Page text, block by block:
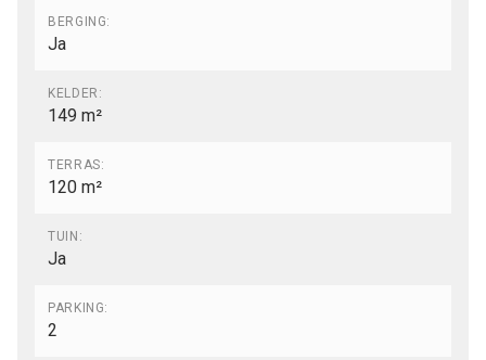
BERGING:
Ja
KELDER:
149 m²
TERRAS:
120 m²
TUIN:
Ja
PARKING:
2